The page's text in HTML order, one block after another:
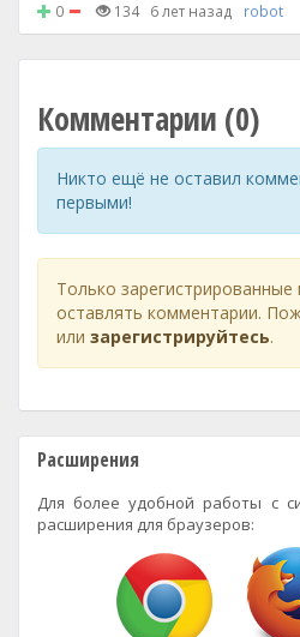
0 134 6 лет назад robot
Комментарии (0)
Никто ещё не оставил
первыми!
Только
оставлять комментарии.
или зарегистрируйтесь.
Расширения
Для более удобной работы с
расширения для браузеров: